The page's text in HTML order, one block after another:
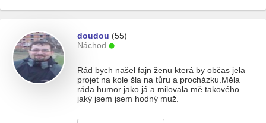
doudou (55)
Náchod
Rád bych našel fajn ženu která by občas jela
projet na kole šla na tůru a procházku.Měla
ráda humor jako já a milovala mě takového
jaký jsem jsem hodný muž.